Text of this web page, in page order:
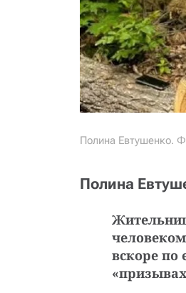
Полина Евтушенко.
Полина
вскоре по